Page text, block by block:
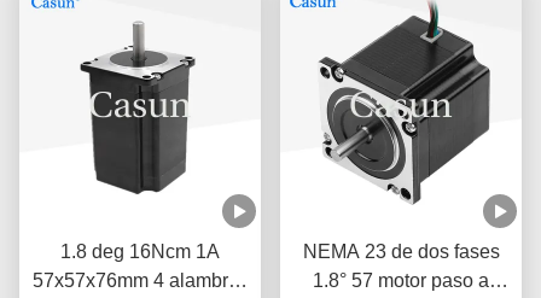
1.8 deg 16Ncm 1A
57x57x76mm 4 alambres
NEMA 23 de dos fases
1.8° 57 motor paso a